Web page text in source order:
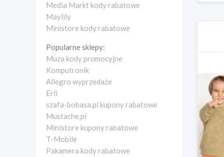
Media Markt kody rabatowe
Maylily
Ministore kody rabatowe
Popularne sklepy:
Muza kody promocyjne
Komputronik
Allegro wyprzedaże
Erli
szafa-bobasa.pl kupony rabatowe
Mustache.pl
Ministore kupony rabatowe
T-Mobile
Pakamera kody rabatowe